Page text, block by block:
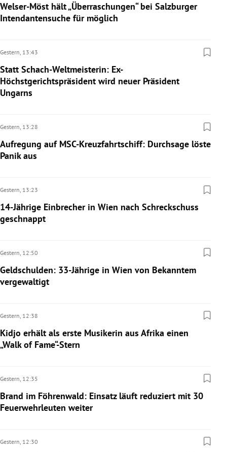
Welser-Möst hält „Überraschungen“ bei Salzburger
Intendantensuche für möglich
Gestern, 13:43
Statt Schach-Weltmeisterin: Ex-
Höchstgerichtspräsident wird neuer Präsident
Ungarns
Gestern, 13:28
Aufregung auf MSC-Kreuzfahrtschiff: Durchsage löste
Panik aus
Gestern, 13:23
14-Jährige Einbrecher in Wien nach Schreckschuss
geschnappt
Gestern, 12:50
Geldschulden: 33-Jährige in Wien von Bekanntem
vergewaltigt
Gestern, 12:38
Kidjo erhält als erste Musikerin aus Afrika einen
„Walk of Fame“-Stern
Gestern, 12:35
Brand im Föhrenwald: Einsatz läuft reduziert mit 30
Feuerwehrleuten weiter
Gestern, 12:30